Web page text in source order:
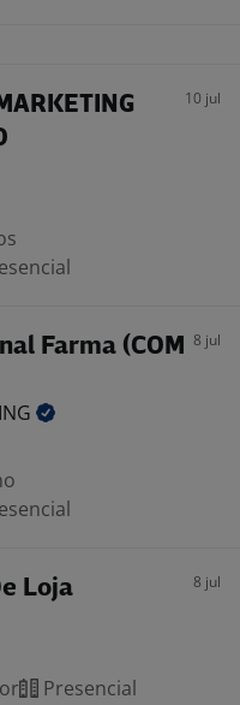
10 jul
Farma (COM
8 jul
Loja 8 jul
Presencial